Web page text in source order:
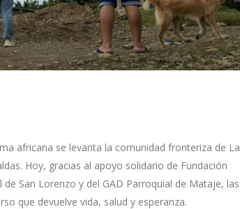
africana se levanta la comunidad fronteriza de La
Hoy, gracias al apoyo solidario de Fundación
San Lorenzo y del GAD Parroquial de Mataje, las
que devuelve vida, salud y esperanza.